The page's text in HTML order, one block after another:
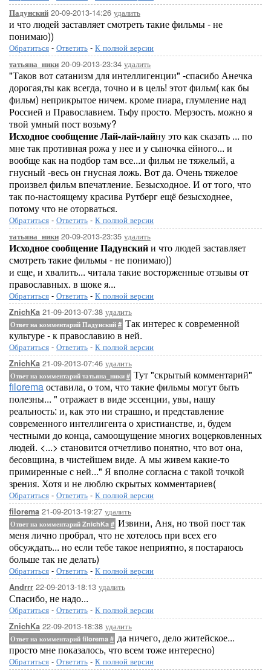
Падунский 20-09-2013-14:26 удалить
и что людей заставляет смотреть такие фильмы - не
понимаю))
Обратиться - Ответить - К полной версии
татьяна_ники 20-09-2013-23:34 удалить
"Таков вот сатанизм для интеллигенции" -спасибо Анечка
дорогая,ты как всегда, точно и в цель! этот фильм( как бы
фильм) неприкрытое ничем. кроме пиара, глумление над
Россией и Православием. Тьфу просто. Мерзость. можно я
твой умный пост возьму?
Исходное сообщение Лай-лай-лайну это как сказать ... по
мне так противная рожа у нее и у сыночка ейного... и
вообще как на подбор там все...и фильм не тяжелый, а
гнусный -весь он гнусная ложь. Вот да. Очень тяжелое
произвел фильм впечатление. Безысходное. И от того, что
так по-настоящему красива Рутберг ещё безысходнее,
потому что не оторваться.
Обратиться - Ответить - К полной версии
татьяна_ники 20-09-2013-23:35 удалить
Исходное сообщение Падунскийи что людей заставляет
смотреть такие фильмы - не понимаю))
и еще, и хвалить... читала такие восторженные отзывы от
православных. в шоке я...
Обратиться - Ответить - К полной версии
ZnichKa 21-09-2013-07:38 удалить
Ответ на комментарий Падунский # Так интерес к современной
культуре - к православию в ней.
Обратиться - Ответить - К полной версии
ZnichKa 21-09-2013-07:46 удалить
Ответ на комментарий татьяна_ники # Тут "скрытый комментарий"
filoremaоставила, о том, что такие фильмы могут быть
полезны... " отражает в виде эссенции, увы, нашу
реальность: и, как это ни страшно, и представление
современного интеллигента о христианстве, и, будем
честными до конца, самоощущение многих воцерковленных
людей. <...> становится отчетливо понятно, что вот она,
бесовщина, в чистейшем виде. А мы живем какие-то
примиренные с ней..." Я вполне согласна с такой точкой
зрения. Хотя и не люблю скрытых комментариев(
Обратиться - Ответить - К полной версии
filorema 21-09-2013-19:27 удалить
Ответ на комментарий ZnichKa # Извини, Аня, но твой пост так
меня лично пробрал, что не хотелось при всех его
обсуждать... но если тебе такое неприятно, я постараюсь
больше так не делать)
Обратиться - Ответить - К полной версии
Andrrr 22-09-2013-18:13 удалить
Спасибо, не надо...
Обратиться - Ответить - К полной версии
ZnichKa 22-09-2013-18:38 удалить
Ответ на комментарий filorema # да ничего, дело житейское...
просто мне показалось, что всем тоже интересно)
Обратиться - Ответить - К полной версии